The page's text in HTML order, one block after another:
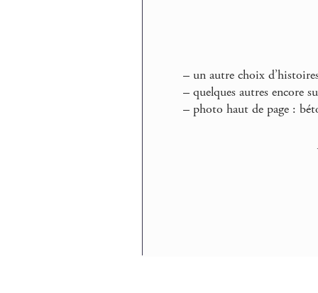
– un autre choix
– quelques autres encore
– photo haut de page :